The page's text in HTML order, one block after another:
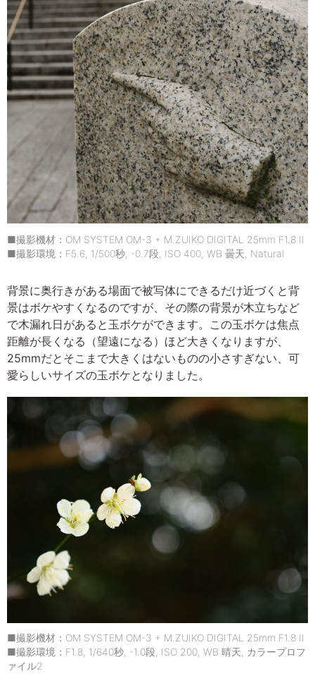
■撮影機材：OM SYSTEM OM-3 + M.ZUIKO DIGITAL 25mm F1.8 II
■撮影環境：F5.6, 1/500秒, -0.7段, ISO 400, WB 曇天, Natural
背景に奥行きがある場面で被写体にできるだけ近づくと背
景はボケやすくなるのですが、その際の背景が木立ちなど
で木漏れ日があると玉ボケができます。この玉ボケは焦点
距離が長くなる（望遠になる）ほど大きくなりますが、
25mmだとそこまで大きくはないものの小さすぎない、可
愛らしいサイズの玉ボケとなりました。
■撮影機材：OM SYSTEM OM-3 + M.ZUIKO DIGITAL 25mm F1.8 II
■撮影環境：F1.8, 1/640秒, -1.0段, ISO 200, WB 晴天, カラープロフ
ァイル2